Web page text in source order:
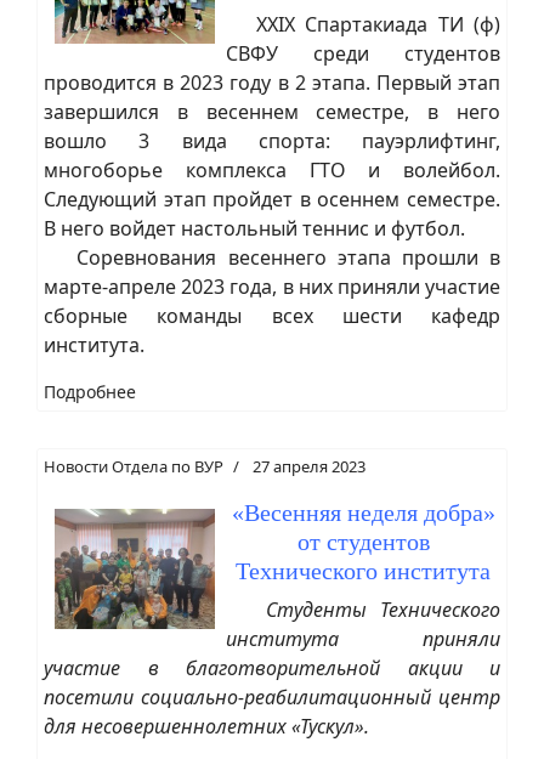
XXIХ Спартакиада ТИ (ф)
СВФУ среди студентов
проводится в 2023 году в 2 этапа. Первый этап
завершился в весеннем семестре, в него
вошло 3 вида спорта: пауэрлифтинг,
многоборье комплекса ГТО и волейбол.
Следующий этап пройдет в осеннем семестре.
В него войдет настольный теннис и футбол.
Соревнования весеннего этапа прошли в
марте-апреле 2023 года, в них приняли участие
сборные команды всех шести кафедр
института.
Подробнее
Новости Отдела по ВУР 27 апреля 2023
«Весенняя неделя добра»
от студентов
Технического института
Студенты Технического
института приняли
участие в благотворительной акции и
посетили социально-реабилитационный центр
для несовершеннолетних «Тускул».